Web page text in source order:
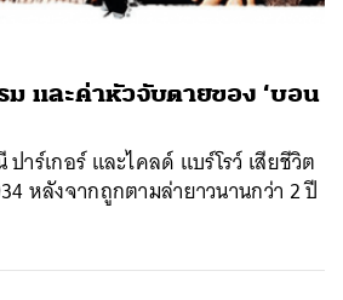
และค่าหัวจับตายของ ‘บอน
าร์เกอร์ และไคลด์ แบร์โรว์ เสียชีวิต
หลังจากถูกตามล่ายาวนานกว่า 2 ปี